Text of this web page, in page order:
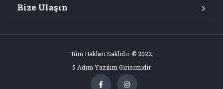
Bize Ulaşın
Tüm Hakları Saklıdır. © 2022.
5 Adım Yazılım Girisimidir